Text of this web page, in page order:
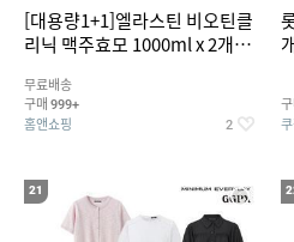
[대용량1+1]엘라스틴 비오틴클
리닉 맥주효모 1000ml x 2개
무료배송
구매 999+
홈앤쇼핑 2
21